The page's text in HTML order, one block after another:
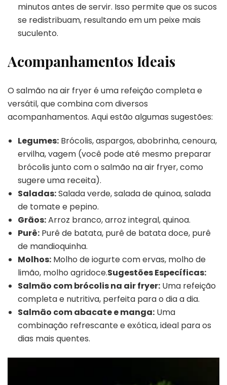
minutos antes de servir. Isso permite que os sucos
se redistribuam, resultando em um peixe mais
suculento.
Acompanhamentos Ideais
O salmão na air fryer é uma refeição completa e
versátil, que combina com diversos
acompanhamentos. Aqui estão algumas sugestões:
Legumes: Brócolis, aspargos, abobrinha, cenoura,
ervilha, vagem (você pode até mesmo preparar
brócolis junto com o salmão na air fryer, como
sugere uma receita).
Saladas:Salada verde, salada de quinoa, salada
de tomate e pepino.
Grãos:Arroz branco, arroz integral, quinoa.
Purê: Purê de batata, purê de batata doce, purê
de mandioquinha.
Molhos: Molho de iogurte com ervas, molho de
limão, molho agridoce.Sugestões Específicas:
Salmão com brócolis na air fryer: Uma refeição
completa e nutritiva, perfeita para o dia a dia.
Salmão com abacate e manga: Uma
combinação refrescante e exótica, ideal para os
dias mais quentes.